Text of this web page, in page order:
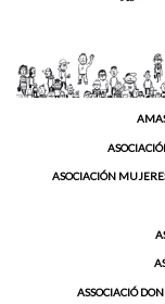
ASOCIACIÓN
ASSOCIACIÓ